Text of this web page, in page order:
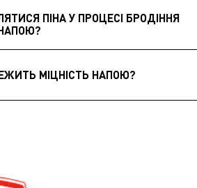
ПІНА У ПРОЦЕСІ БРОДІННЯ
МІЦНІСТЬ НАПОЮ?